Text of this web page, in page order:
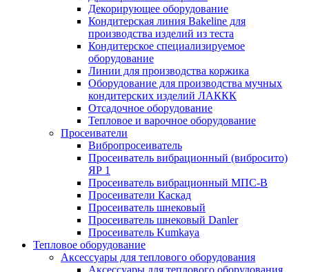
Декорирующее оборудование
Кондитерская линия Bakeline для
производства изделий из теста
Кондитерское специализируемое
оборудование
Линии для производства коржика
Оборудование для производства мучных
кондитерских изделий ЛАККК
Отсадочное оборудование
Тепловое и варочное оборудование
Просеиватели
Вибропросеиватель
Просеиватель вибрационный (вибросито)
ЯР 1
Просеиватель вибрационный МПС-В
Просеиватели Каскад
Просеиватель шнековый
Просеиватель шнековый Danler
Просеиватель Kumkaya
Тепловое оборудование
Аксессуары для теплового оборудования
Аксессуары для теплового оборудования